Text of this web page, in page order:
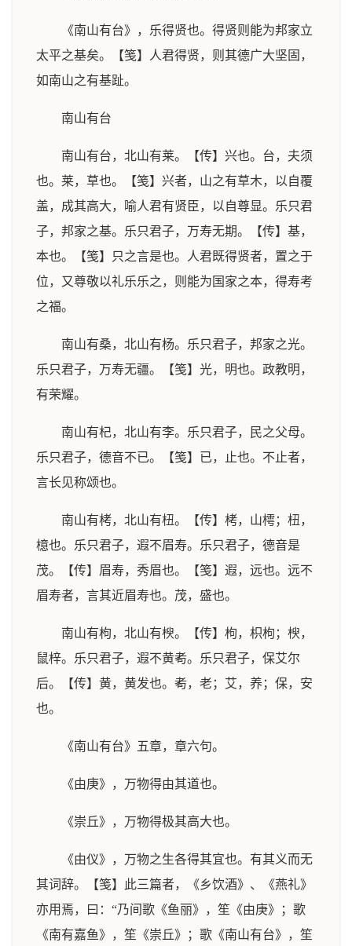
《南山有台》，乐得贤也。得贤则能为邦家立
太平之基矣。【笺】人君得贤，则其德广大坚固，
如南山之有基趾。
南山有台
南山有台，北山有莱。【传】兴也。台，夫须
也。莱，草也。【笺】兴者，山之有草木，以自覆
盖，成其高大，喻人君有贤臣，以自尊显。乐只君
子，邦家之基。乐只君子，万寿无期。【传】基，
本也。【笺】只之言是也。人君既得贤者，置之于
位，又尊敬以礼乐乐之，则能为国家之本，得寿考
之福。
南山有桑，北山有杨。乐只君子，邦家之光。
乐只君子，万寿无疆。【笺】光，明也。政教明，
有荣耀。
南山有杞，北山有李。乐只君子，民之父母。
乐只君子，德音不已。【笺】已，止也。不止者，
言长见称颂也。
南山有栲，北山有杻。【传】栲，山樗；杻，
檍也。乐只君子，遐不眉寿。乐只君子，德音是
茂。【传】眉寿，秀眉也。【笺】遐，远也。远不
眉寿者，言其近眉寿也。茂，盛也。
南山有枸，北山有楰。【传】枸，枳枸；楰，
鼠梓。乐只君子，遐不黄耇。乐只君子，保艾尔
后。【传】黄，黄发也。耇，老；艾，养；保，安
也。
《南山有台》五章，章六句。
《由庚》，万物得由其道也。
《崇丘》，万物得极其高大也。
《由仪》，万物之生各得其宜也。有其义而无
其词辞。【笺】此三篇者，《乡饮酒》、《燕礼》
亦用焉，曰：“乃间歌《鱼丽》，笙《由庚》；歌
《南有嘉鱼》，笙《崇丘》；歌《南山有台》，笙